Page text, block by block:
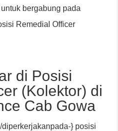
bergabung pada
Remedial Officer
di Posisi
(Kolektor) di
Cab Gowa
} posisi